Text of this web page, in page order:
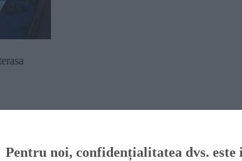
Pentru noi, confidențialitatea dvs.